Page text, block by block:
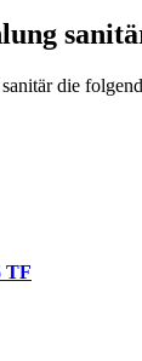
die
TF